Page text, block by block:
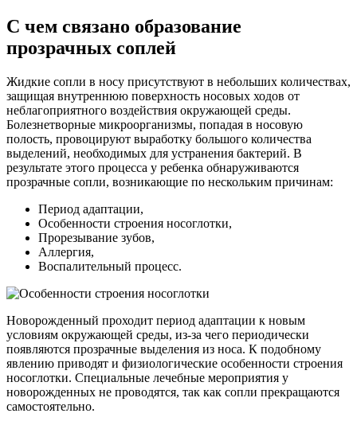
С чем связано образование
прозрачных соплей
Жидкие сопли в носу присутствуют в небольших количествах,
защищая внутреннюю поверхность носовых ходов от
неблагоприятного воздействия окружающей среды.
Болезнетворные микроорганизмы, попадая в носовую
полость, провоцируют выработку большого количества
выделений, необходимых для устранения бактерий. В
результате этого процесса у ребенка обнаруживаются
прозрачные сопли, возникающие по нескольким причинам:
Период адаптации,
Особенности строения носоглотки,
Прорезывание зубов,
Аллергия,
Воспалительный процесс.
Новорожденный проходит период адаптации к новым
условиям окружающей среды, из-за чего периодически
появляются прозрачные выделения из носа. К подобному
явлению приводят и физиологические особенности строения
носоглотки. Специальные лечебные мероприятия у
новорожденных не проводятся, так как сопли прекращаются
самостоятельно.